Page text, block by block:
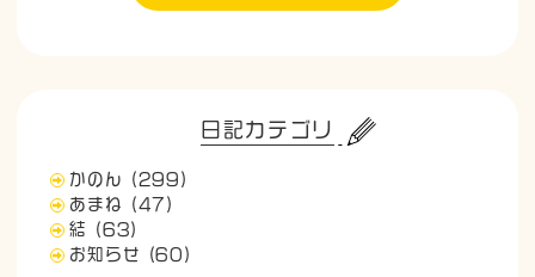
日記カテゴリ
かのん
(299)
あまね
(47)
結
(63)
お知らせ
(60)